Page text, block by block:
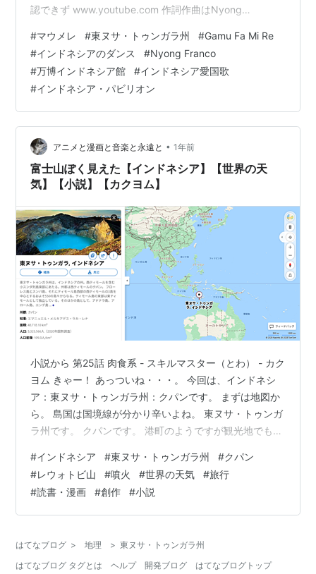
認できず www.youtube.com 作詞作曲はNyong
インドネシア語のはずだが、ナンセンスな語呂合わせが
多くてよくわからん。 マウメレの地図はここ。近くに
Fransiskus Xaverius Seda Airportという…
#マウメレ #東ヌサ・トゥンガラ州 #Gamu Fa Mi Re
#インドネシアのダンス #Nyong Franco
#万博インドネシア館 #インドネシア愛国歌
#インドネシア・パビリオン
アニメと漫画と音楽と永遠と • 1年前
富士山ぽく見えた【インドネシア】【世界の天
気】【小説】【カクヨム】
小説から 第25話 肉食系 - スキルマスター（とわ） - カク
ヨム きゃー！ あっついね・・・。 今回は、インドネシ
ア：東ヌサ・トゥンガラ州：クパンです。 まずは地図か
ら。 島国は国境線が分かり辛いよね。 東ヌサ・トゥンガ
ラ州です。 クパンです。 港町のようですが観光地でもあ
０２５年８月２日の記事です。 【速報】インドネシアの
火山で大規模噴火 津波の有無を調査中 | Watch 記事よ
り。 2日午前2時すぎ、インドネシアの火山で大規模な噴
火が発生。 他の記事から津波の影響はないようです。 噴
#インドネシア #東ヌサ・トゥンガラ州 #クパン
#レウォトビ山 #噴火 #世界の天気 #旅行
#読書・漫画 #創作 #小説
はてなブログ > 地理 > 東ヌサ・トゥンガラ州
はてなブログ タグとは
ヘルプ 開発ブログ はてなブログトップ